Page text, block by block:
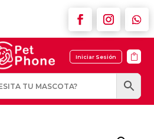
Iniciar Sesión 